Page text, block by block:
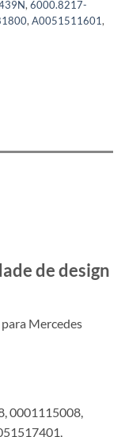
, 6000.8217-
, A0051511601,
de design
Mercedes
0001115008,